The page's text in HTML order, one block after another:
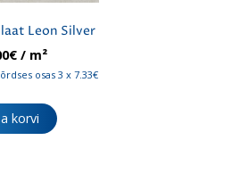
Leon Silver
€/ m²
osas 3 x 7.33€
korvi